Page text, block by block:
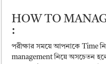
HOW TO
:
পরীক্ষার সময়ে আপনাকে Time
management নিয়ে অসচেতন হলে